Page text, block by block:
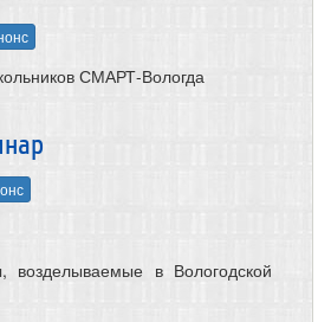
СМАРТ-Вологда
возделываемые в Вологодской